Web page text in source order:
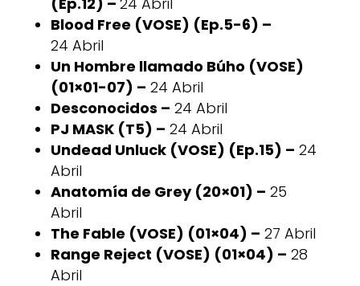
Blood Free (VOSE) (Ep.5-6) –
24 Abril
Un Hombre llamado Búho (VOSE)
(01×01-07) – 24 Abril
Desconocidos – 24 Abril
PJ MASK (T5) – 24 Abril
Undead Unluck (VOSE) (Ep.15) – 24
Abril
Anatomía de Grey (20×01) – 25
Abril
The Fable (VOSE) (01×04) – 27 Abril
Range Reject (VOSE) (01×04) – 28
Abril